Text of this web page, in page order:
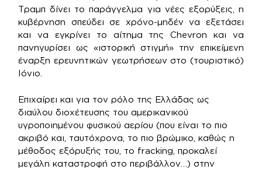
Τραμπ δίνει το παράγγελμα για νέες εξορύξεις, η
κυβέρνηση σπεύδει σε χρόνο-μηδέν να εξετάσει
και να εγκρίνει το αίτημα της Chevron και να
πανηγυρίσει ως «ιστορική στιγμή» την επικείμενη
έναρξη ερευνητικών γεωτρήσεων στο (τουριστικό)
Ιόνιο.
Επιχαίρει και για τον ρόλο της Ελλάδας ως
διαύλου διοχέτευσης του αμερικανικού
υγροποιημένου φυσικού αερίου (που είναι το πιο
ακριβό και, ταυτόχρονα, το πιο βρώμικο, καθώς η
μέθοδος εξόρυξής του, το fracking, προκαλεί
μεγάλη καταστροφή στο περιβάλλον…) στην